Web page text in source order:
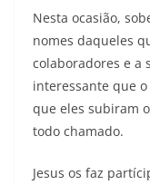
Nesta ocasião,
nomes daqueles
colaboradores e a
interessante que
que eles subiram
todo chamado.
Jesus os faz